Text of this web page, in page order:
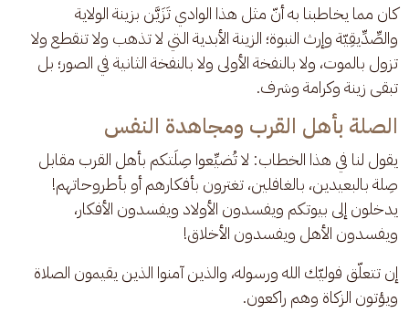
كان مما يخاطبنا به أنّ مثل هذا الوادي تَزَيَّن بزينة الولاية
والصِّدِّيقِيّة وإرث النبوة؛ الزينة الأبدية التي لا تذهب ولا تنقطع ولا
تزول بالموت، ولا بالنفخة الأولى ولا بالنفخة الثانية في الصور؛ بل
تبقى زينة وكرامة وشرف.
الصلة بأهل القرب ومجاهدة النفس
يقول لنا في هذا الخطاب: لا تُضيِّعوا صِلَتكم بأهل القرب مقابل
صِلة بالبعيدين، بالغافلين، تغترون بأفكارهم أو بأطروحاتهم!
يدخلون إلى بيوتكم ويفسدون الأولاد ويفسدون الأفكار،
ويفسدون الأهل ويفسدون الأخلاق!
إن تتعلّق فوليّك الله ورسوله، والذين آمنوا الذين يقيمون الصلاة
ويؤتون الزكاة وهم راكعون.